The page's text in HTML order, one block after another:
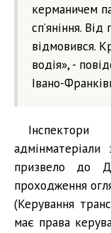
керманичем
сп’яніння.
відмовився.
водія», -
Івано-
призвело до
проходження
(Керування
має права